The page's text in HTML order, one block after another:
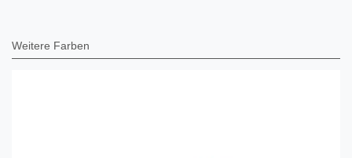
Weitere Farben